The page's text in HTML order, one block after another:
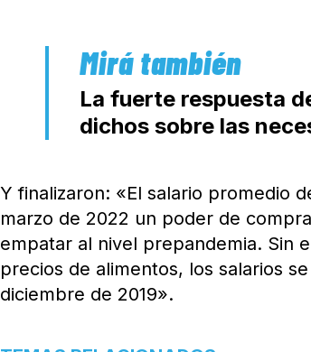
La fuerte respuesta
dichos sobre las
Y finalizaron: «El salario promedio
marzo de 2022 un poder de
empatar al nivel prepandemia. Sin
precios de alimentos, los salarios
diciembre de 2019».